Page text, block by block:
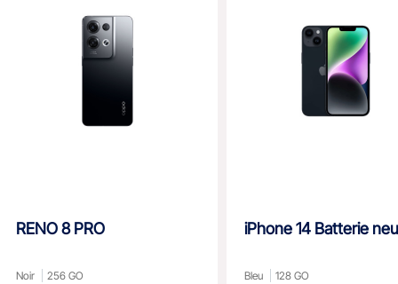
RENO 8 PRO
Noir 256 GO
iPhone 14 Batterie
Bleu 128 GO